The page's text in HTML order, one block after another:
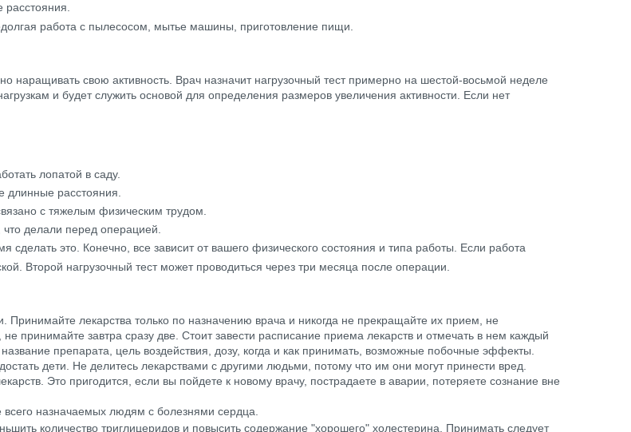
работа с пылесосом, мытье машины, приготовление пищи.
наращивать свою активность. Врач назначит нагрузочный тест примерно на шестой-восьмой неделе
и будет служить основой для определения размеров увеличения активности. Если нет
лопатой в саду.
длинные расстояния.
с тяжелым физическим трудом.
делали перед операцией.
это. Конечно, все зависит от вашего физического состояния и типа работы. Если работа
Второй нагрузочный тест может проводиться через три месяца после операции.
лекарства только по назначению врача и никогда не прекращайте их прием, не
принимайте завтра сразу две. Стоит завести расписание приема лекарств и отмечать в нем каждый
препарата, цель воздействия, дозу, когда и как принимать, возможные побочные эффекты.
дети. Не делитесь лекарствами с другими людьми, потому что им они могут принести вред.
Это пригодится, если вы пойдете к новому врачу, пострадаете в аварии, потеряете сознание вне
всего назначаемых людям с болезнями сердца.
количество триглицеридов и повысить содержание "хорошего" холестерина. Принимать следует